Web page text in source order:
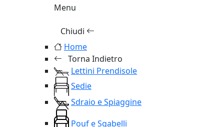
Menu
Chiudi
Home
Torna Indietro
Lettini Prendisole
Sedie
Sdraio e Spiaggine
Pouf e Sgabelli